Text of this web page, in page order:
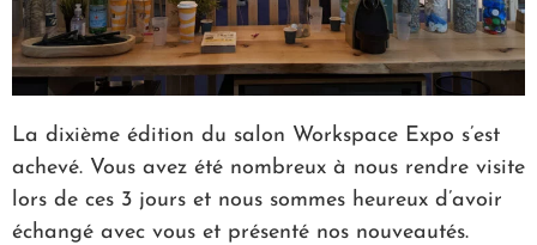
La dixième édition du salon Workspace Expo s’est
achevé. Vous avez été nombreux à nous rendre visite
lors de ces 3 jours et nous sommes heureux d’avoir
échangé avec vous et présenté nos nouveautés.